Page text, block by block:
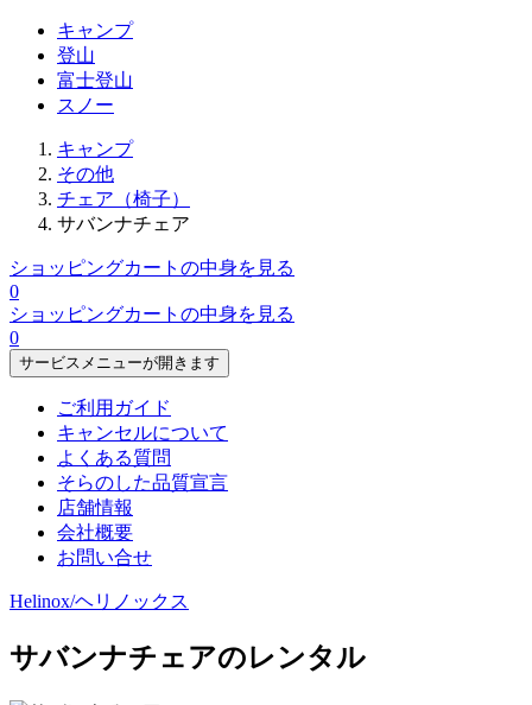
キャンプ
登山
富士登山
スノー
キャンプ
その他
チェア（椅子）
サバンナチェア
ショッピングカートの中身を見る
0
ショッピングカートの中身を見る
0
サービスメニューが開きます
ご利用ガイド
キャンセルについて
よくある質問
そらのした品質宣言
店舗情報
会社概要
お問い合せ
Helinox/ヘリノックス
サバンナチェアのレンタル